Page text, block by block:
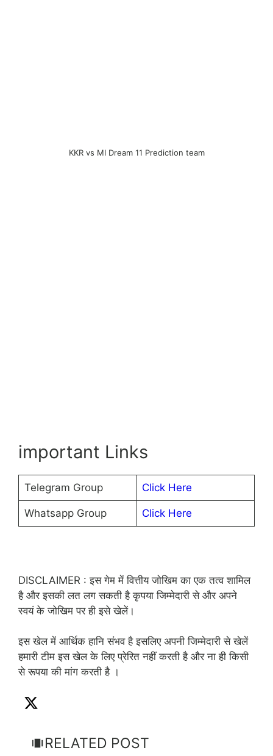
KKR vs MI Dream 11 Prediction team
important Links
Telegram Group Click Here
Whatsapp Group Click Here
DISCLAIMER : इस गेम में वित्तीय जोखिम का एक तत्व शामिल
है और इसकी लत लग सकती है कृपया जिम्मेदारी से और अपने
स्वयं के जोखिम पर ही इसे खेलें।
इस खेल में आर्थिक हानि संभव है इसलिए अपनी जिम्मेदारी से खेलें
हमारी टीम इस खेल के लिए प्रेरित नहीं करती है और ना ही किसी
से रूपया की मांग करती है ।
RELATED POST